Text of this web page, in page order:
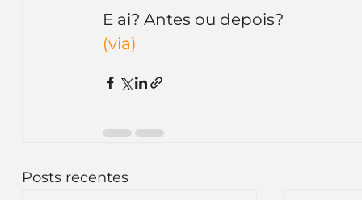
E ai? Antes ou depois?
(via)
Posts recentes